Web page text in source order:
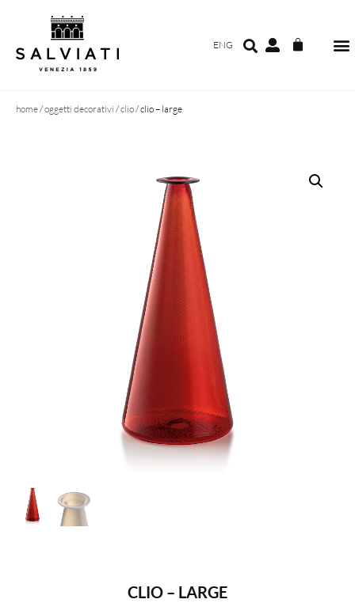
ENG
home/oggetti decorativi /clio/ clio – large
CLIO – LARGE